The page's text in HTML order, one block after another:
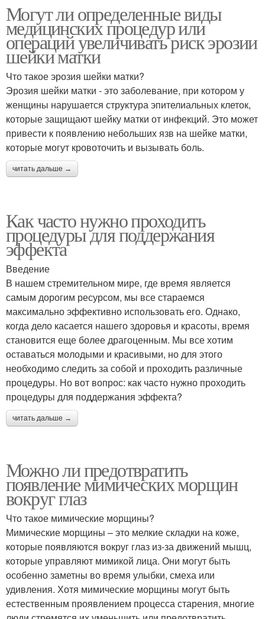
Могут ли определенные виды
медицинских процедур или
операций увеличивать риск эрозии
шейки матки
Что такое эрозия шейки матки?
Эрозия шейки матки - это заболевание, при котором у
женщины нарушается структура эпителиальных клеток,
которые защищают шейку матки от инфекций. Это может
привести к появлению небольших язв на шейке матки,
которые могут кровоточить и вызывать боль.
читать дальше →
Как часто нужно проходить
процедуры для поддержания
эффекта
Введение
В нашем стремительном мире, где время является
самым дорогим ресурсом, мы все стараемся
максимально эффективно использовать его. Однако,
когда дело касается нашего здоровья и красоты, время
становится еще более драгоценным. Мы все хотим
оставаться молодыми и красивыми, но для этого
необходимо следить за собой и проходить различные
процедуры. Но вот вопрос: как часто нужно проходить
процедуры для поддержания эффекта?
читать дальше →
Можно ли предотвратить
появление мимических морщин
вокруг глаз
Что такое мимические морщины?
Мимические морщины – это мелкие складки на коже,
которые появляются вокруг глаз из-за движений мышц,
которые управляют мимикой лица. Они могут быть
особенно заметны во время улыбки, смеха или
удивления. Хотя мимические морщины могут быть
естественным проявлением процесса старения, многие